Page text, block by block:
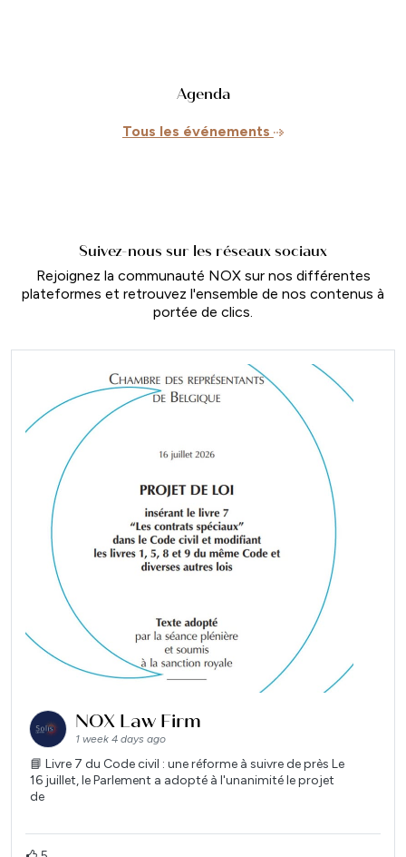
Agenda
Tous les événements
Suivez-nous sur les réseaux sociaux
Rejoignez la communauté NOX sur nos différentes
plateformes et retrouvez l'ensemble de nos contenus à
portée de clics.
NOX Law Firm
1 week 4 days ago
📘 Livre 7 du Code civil : une réforme à suivre de près Le
16 juillet, le Parlement a adopté à l'unanimité le projet
de